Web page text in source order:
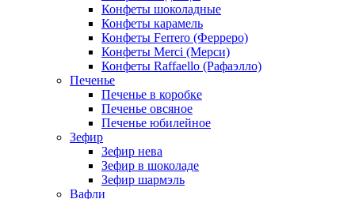
Конфеты шоколадные
Конфеты карамель
Конфеты Ferrero (Ферреро)
Конфеты Merci (Мерси)
Конфеты Raffaello (Рафаэлло)
Печенье
Печенье в коробке
Печенье овсяное
Печенье юбилейное
Зефир
Зефир нева
Зефир в шоколаде
Зефир шармэль
Вафли